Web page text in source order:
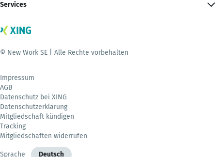
Services
© New Work SE | Alle Rechte vorbehalten
Impressum
AGB
Datenschutz bei XING
Datenschutzerklärung
Mitgliedschaft kündigen
Tracking
Mitgliedschaften widerrufen
Sprache Deutsch